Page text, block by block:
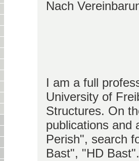
Nach
I am a full
University of
Structures. On
publications and
Perish", search
Bast", "HD Bast".